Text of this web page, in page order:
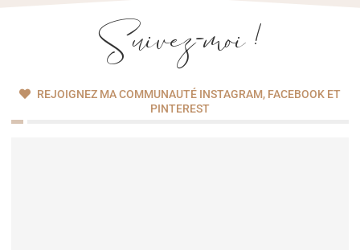
REJOIGNEZ MA COMMUNAUTÉ INSTAGRAM, FACEBOOK ET
PINTEREST